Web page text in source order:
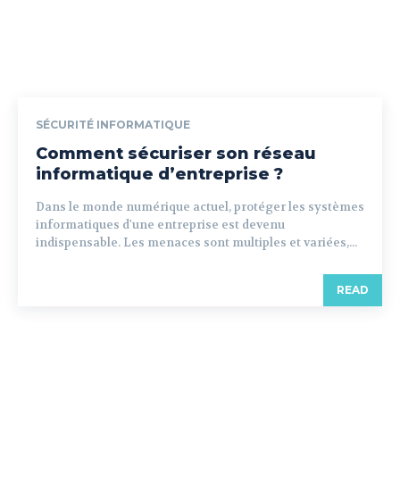
SÉCURITÉ INFORMATIQUE
Comment sécuriser son réseau
informatique d’entreprise ?
Dans le monde numérique actuel, protéger les systèmes
informatiques d'une entreprise est devenu
indispensable. Les menaces sont multiples et variées,...
READ